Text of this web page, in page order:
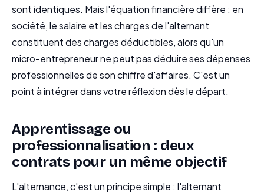
sont identiques. Mais l'équation financière diffère : en
société, le salaire et les charges de l'alternant
constituent des charges déductibles, alors qu'un
micro-entrepreneur ne peut pas déduire ses dépenses
professionnelles de son chiffre d'affaires. C'est un
point à intégrer dans votre réflexion dès le départ.
Apprentissage ou
professionnalisation : deux
contrats pour un même objectif
L'alternance, c'est un principe simple : l'alternant